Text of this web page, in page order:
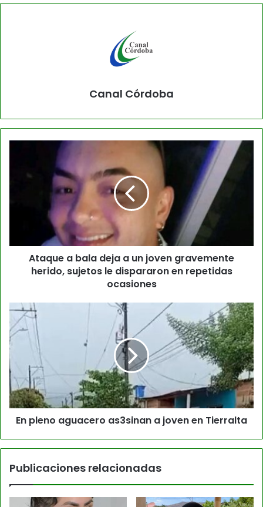
Canal Córdoba
Ataque a bala deja a un joven gravemente
herido, sujetos le dispararon en repetidas
ocasiones
En pleno aguacero as3sinan a joven en Tierralta
Publicaciones relacionadas